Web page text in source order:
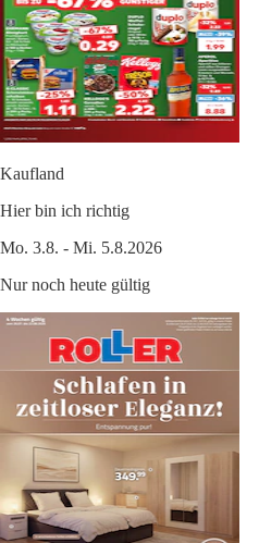
Kaufland
Hier bin ich richtig
Mo. 3.8. - Mi. 5.8.2026
Nur noch heute gültig